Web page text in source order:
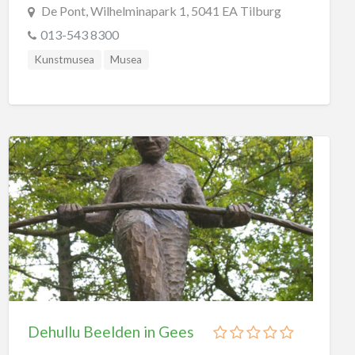
De Pont, Wilhelminapark 1, 5041 EA Tilburg
013-543 8300
Kunstmusea Musea
Dehullu Beelden in Gees